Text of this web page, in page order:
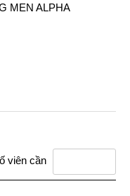
MEN ALPHA
viên cần